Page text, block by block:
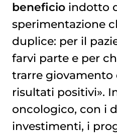
beneficioindotto
sperimentazione
duplice: per il
farvi parte e per
trarre giovamento
risultati positivi».
oncologico, con i
investimenti, i